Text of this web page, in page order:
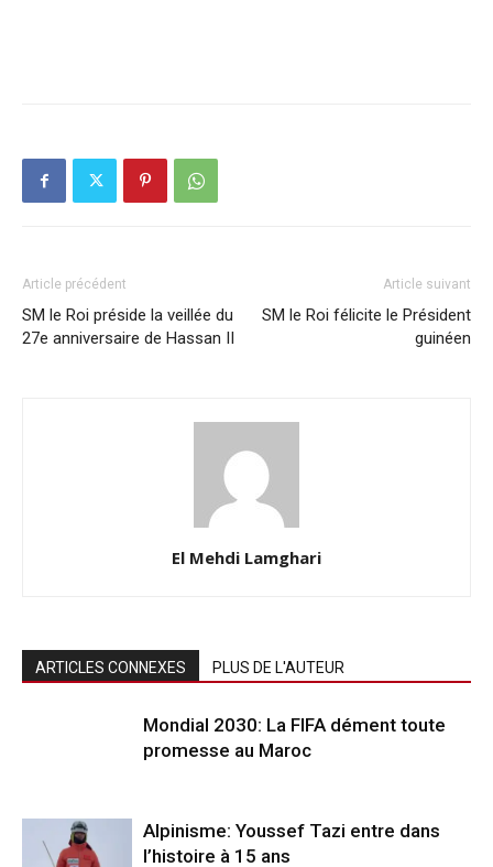
Article précédent
SM le Roi préside la veillée du
27e anniversaire de Hassan II
Article suivant
SM le Roi félicite le Président
guinéen
El Mehdi Lamghari
ARTICLES CONNEXES PLUS DE L'AUTEUR
Mondial 2030: La FIFA dément toute
promesse au Maroc
Alpinisme: Youssef Tazi entre dans
l’histoire à 15 ans